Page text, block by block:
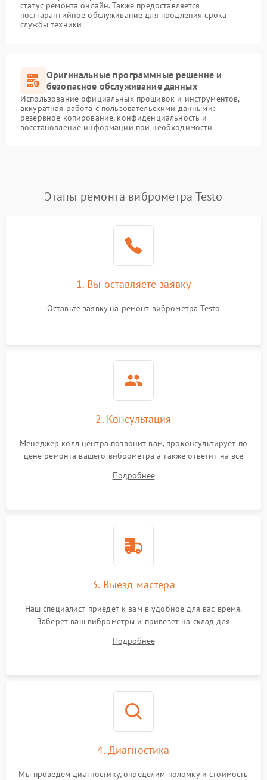
статус ремонта онлайн. Также предоставляется
постгарантийное обслуживание для продления срока
службы техники
Оригинальные программные решение и
безопасное обслуживание данных
Использование официальных прошивок и инструментов,
аккуратная работа с пользовательскими данными:
резервное копирование, конфиденциальность и
восстановление информации при необходимости
Этапы ремонта виброметра Testo
1. Вы оставляете заявку
Оставьте заявку на ремонт виброметра Testo
2. Консультация
Менеджер колл центра позвонит вам, проконсультирует по
цене ремонта вашего виброметра а также ответит на все
Подробнее
3. Выезд мастера
Наш специалист приедет к вам в удобное для вас время.
Заберет ваш виброметры и привезет на склад для
Подробнее
4. Диагностика
Мы проведем диагностику, определим поломку и стоимость